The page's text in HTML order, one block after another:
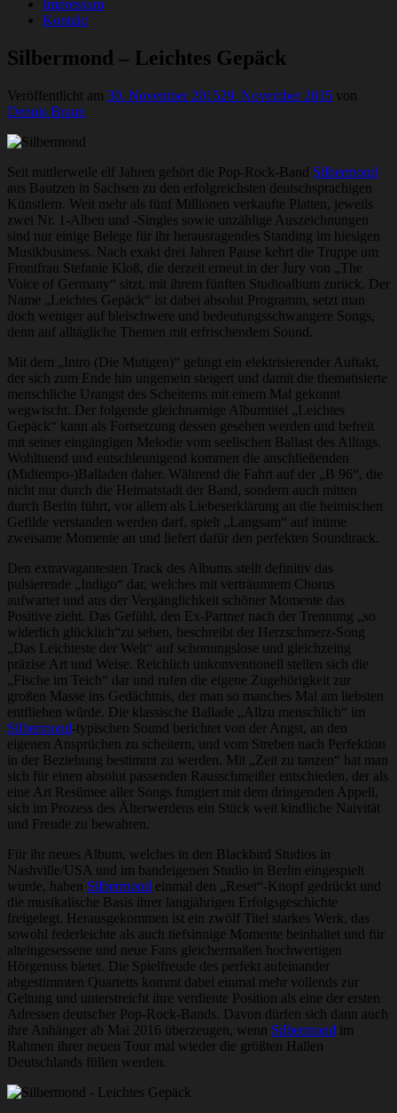
Impressum
Kontakt
Silbermond – Leichtes Gepäck
Veröffentlicht am 30. November 201529. November 2015 von
Dennis Braun
Seit mittlerweile elf Jahren gehört die Pop-Rock-Band Silbermond
aus Bautzen in Sachsen zu den erfolgreichsten deutschsprachigen
Künstlern. Weit mehr als fünf Millionen verkaufte Platten, jeweils
zwei Nr. 1-Alben und -Singles sowie unzählige Auszeichnungen
sind nur einige Belege für ihr herausragendes Standing im hiesigen
Musikbusiness. Nach exakt drei Jahren Pause kehrt die Truppe um
Frontfrau Stefanie Kloß, die derzeit erneut in der Jury von „The
Voice of Germany“ sitzt, mit ihrem fünften Studioalbum zurück. Der
Name „Leichtes Gepäck“ ist dabei absolut Programm, setzt man
doch weniger auf bleischwere und bedeutungsschwangere Songs,
denn auf alltägliche Themen mit erfrischendem Sound.
Mit dem „Intro (Die Mutigen)“ gelingt ein elektrisierender Auftakt,
der sich zum Ende hin ungemein steigert und damit die thematisierte
menschliche Urangst des Scheiterns mit einem Mal gekonnt
wegwischt. Der folgende gleichnamige Albumtitel „Leichtes
Gepäck“ kann als Fortsetzung dessen gesehen werden und befreit
mit seiner eingängigen Melodie vom seelischen Ballast des Alltags.
Wohltuend und entschleunigend kommen die anschließenden
(Midtempo-)Balladen daher. Während die Fahrt auf der „B 96“, die
nicht nur durch die Heimatstadt der Band, sondern auch mitten
durch Berlin führt, vor allem als Liebeserklärung an die heimischen
Gefilde verstanden werden darf, spielt „Langsam“ auf intime
zweisame Momente an und liefert dafür den perfekten Soundtrack.
Den extravagantesten Track des Albums stellt definitiv das
pulsierende „Indigo“ dar, welches mit verträumtem Chorus
aufwartet und aus der Vergänglichkeit schöner Momente das
Positive zieht. Das Gefühl, den Ex-Partner nach der Trennung „so
widerlich glücklich“zu sehen, beschreibt der Herzschmerz-Song
„Das Leichteste der Welt“ auf schonungslose und gleichzeitig
präzise Art und Weise. Reichlich unkonventionell stellen sich die
„Fische im Teich“ dar und rufen die eigene Zugehörigkeit zur
großen Masse ins Gedächtnis, der man so manches Mal am liebsten
entfliehen würde. Die klassische Ballade „Allzu menschlich“ im
Silbermond-typischen Sound berichtet von der Angst, an den
eigenen Ansprüchen zu scheitern, und vom Streben nach Perfektion
in der Beziehung bestimmt zu werden. Mit „Zeit zu tanzen“ hat man
sich für einen absolut passenden Rausschmeißer entschieden, der als
eine Art Resümee aller Songs fungiert mit dem dringenden Appell,
sich im Prozess des Älterwerdens ein Stück weit kindliche Naivität
und Freude zu bewahren.
Für ihr neues Album, welches in den Blackbird Studios in
Nashville/USA und im bandeigenen Studio in Berlin eingespielt
wurde, haben Silbermond einmal den „Reset“-Knopf gedrückt und
die musikalische Basis ihrer langjährigen Erfolgsgeschichte
freigelegt. Herausgekommen ist ein zwölf Titel starkes Werk, das
sowohl federleichte als auch tiefsinnige Momente beinhaltet und für
alteingesessene und neue Fans gleichermaßen hochwertigen
Hörgenuss bietet. Die Spielfreude des perfekt aufeinander
abgestimmten Quartetts kommt dabei einmal mehr vollends zur
Geltung und unterstreicht ihre verdiente Position als eine der ersten
Adressen deutscher Pop-Rock-Bands. Davon dürfen sich dann auch
ihre Anhänger ab Mai 2016 überzeugen, wenn Silbermond im
Rahmen ihrer neuen Tour mal wieder die größten Hallen
Deutschlands füllen werden.